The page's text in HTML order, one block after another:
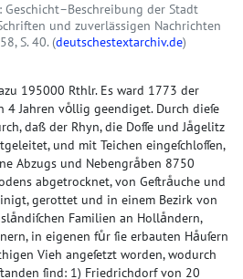
Geschicht–Beschreibung der Stadt
und zuverlässigen Nachrichten
S. 40. (deutschestextarchiv.de)
195000 Rthlr. Es ward 1773 der
4 Jahren voͤllig geendiget. Durch dieſe
daß der Rhyn, die Doſſe und Jaͤgelitz
und mit Teichen eingeſchloſſen,
Abzugs und Nebengraͤben 8750
abgetrocknet, von Geſtraͤuche und
gerottet und in einem Bezirk von
Familien an Hollaͤndern,
in eigenen fuͤr ſie erbauten Haͤuſern
Vieh angeſetzt worden, wodurch
ſind: 1) Friedrichdorf von 20